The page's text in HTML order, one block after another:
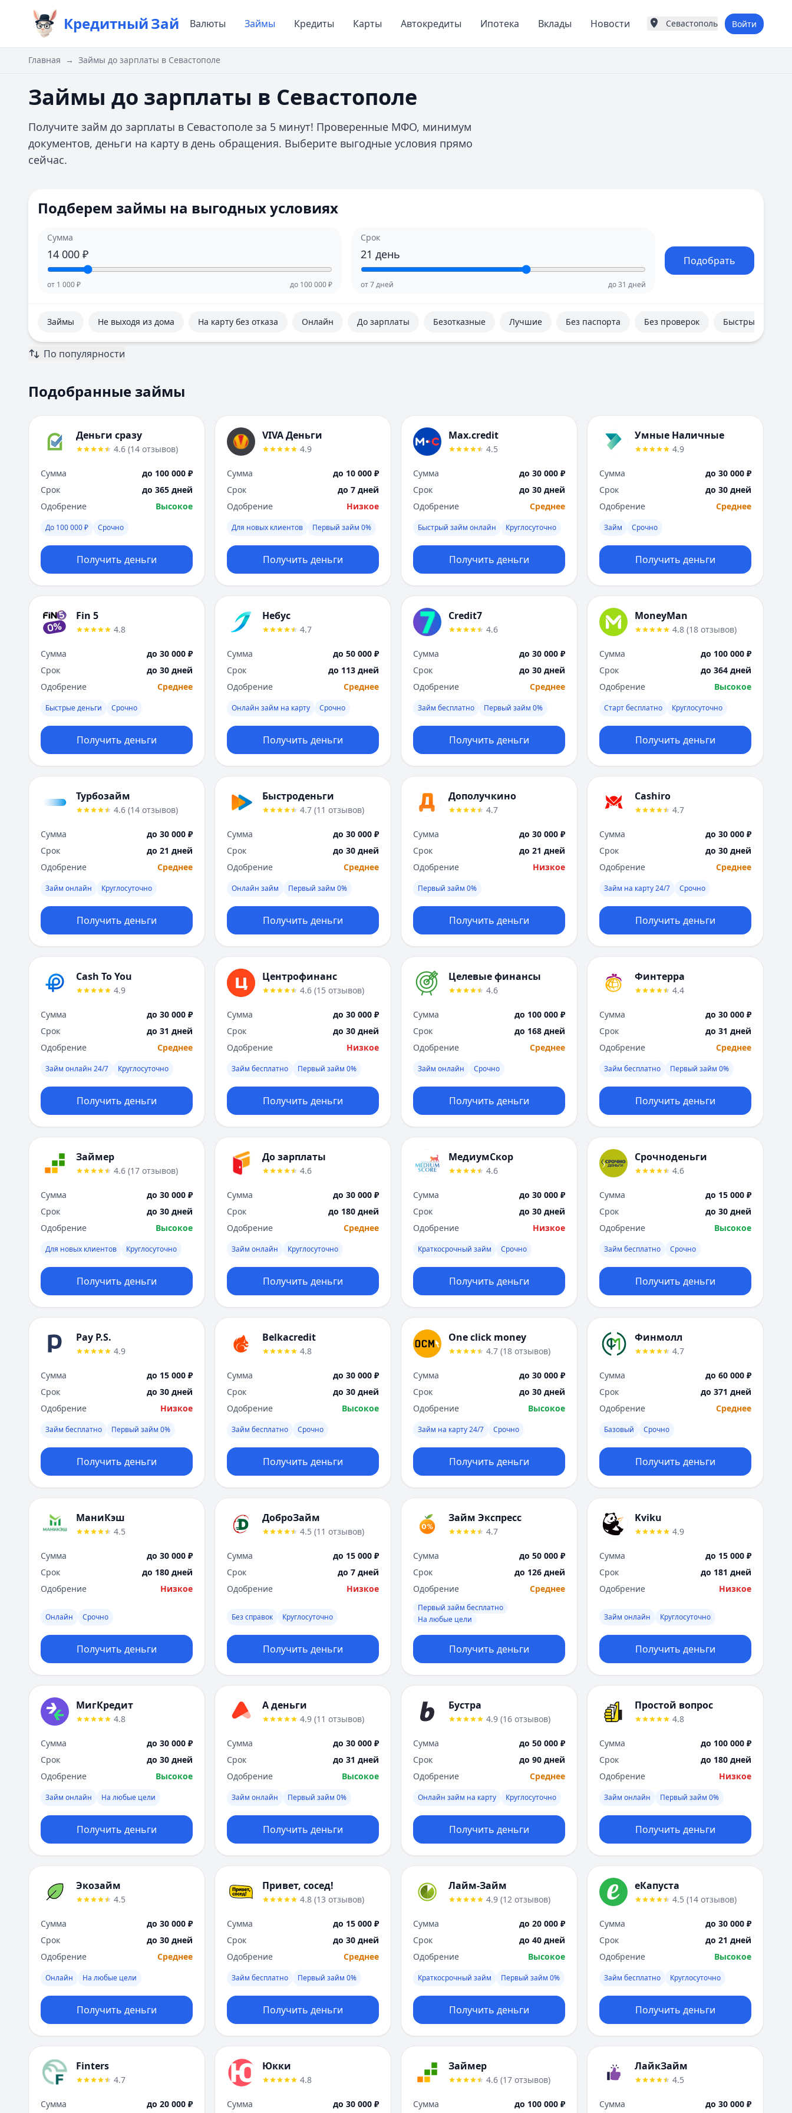
КредитныйЗай Валюты Займы Кредиты Карты Автокредиты Ипотека Вклады Новости
Города России
Воронеж
Ижевск
Иркутск
Красноярск
Курск
Махачкала
Набережные Челны
Новокузнецк
Новосибирск
О
Р
Ростов-на-Дону
Рязань
С
Самара
Санкт-Петербург
Саратов
Севастополь
Томск
Тула
Тюмень
У
Ульяновск
Х
Хабаровск
Ярославль
Вся Россия
Севастополь Войти
Главная → Займы до зарплаты в Севастополе
Займы до зарплаты в Севастополе
Получите займ до зарплаты в Севастополе за 5 минут! Проверенные МФО, минимум
документов, деньги на карту в день обращения. Выберите выгодные условия прямо
сейчас.
Подберем займы на выгодных условиях
Сумма
14 000 ₽
от 1 000₽ до 100 000₽
Срок
21 день
от7дней до31 дней
Подобрать
Займы Не выходя из дома На карту без отказа Онлайн До зарплаты Безотказные Лучшие Без паспорта Без проверок Быстрые
По популярности
Подобранные займы
Деньги сразу
4.6 (14 отзывов)
Сумма
до 100 000 ₽
Срок
до 365 дней
Одобрение
Высокое
До 100 000 ₽ Срочно
Получить деньги
VIVA Деньги
4.9
Сумма
до 10 000 ₽
Срок
до 7 дней
Одобрение
Низкое
Для новых клиентов Первый займ 0%
Получить деньги
Max.credit
4.5
Сумма
до 30 000 ₽
Срок
до 30 дней
Одобрение
Среднее
Быстрый займ онлайн Круглосуточно
Получить деньги
Умные Наличные
4.9
Сумма
до 30 000 ₽
Срок
до 30 дней
Одобрение
Среднее
Займ Срочно
Получить деньги
Fin 5
4.8
Сумма
до 30 000 ₽
Срок
до 30 дней
Одобрение
Среднее
Быстрые деньги Срочно
Получить деньги
Небус
4.7
Сумма
до 50 000 ₽
Срок
до 113 дней
Одобрение
Среднее
Онлайн займ на карту Срочно
Получить деньги
Credit7
4.6
Сумма
до 30 000 ₽
Срок
до 30 дней
Одобрение
Среднее
Займ бесплатно Первый займ 0%
Получить деньги
MoneyMan
4.8 (18 отзывов)
Сумма
до 100 000 ₽
Срок
до 364 дней
Одобрение
Высокое
Старт бесплатно Круглосуточно
Получить деньги
Турбозайм
4.6 (14 отзывов)
Сумма
до 30 000 ₽
Срок
до 21 дней
Одобрение
Среднее
Займ онлайн Круглосуточно
Получить деньги
Быстроденьги
4.7 (11 отзывов)
Сумма
до 30 000 ₽
Срок
до 30 дней
Одобрение
Среднее
Онлайн займ Первый займ 0%
Получить деньги
Дополучкино
4.7
Сумма
до 30 000 ₽
Срок
до 21 дней
Одобрение
Низкое
Первый займ 0%
Получить деньги
Cashiro
4.7
Сумма
до 30 000 ₽
Срок
до 30 дней
Одобрение
Среднее
Займ на карту 24/7 Срочно
Получить деньги
Cash To You
4.9
Сумма
до 30 000 ₽
Срок
до 31 дней
Одобрение
Среднее
Займ онлайн 24/7 Круглосуточно
Получить деньги
Центрофинанс
4.6 (15 отзывов)
Сумма
до 30 000 ₽
Срок
до 30 дней
Одобрение
Низкое
Займ бесплатно Первый займ 0%
Получить деньги
Целевые финансы
4.6
Сумма
до 100 000 ₽
Срок
до 168 дней
Одобрение
Среднее
Займ онлайн Срочно
Получить деньги
Финтерра
4.4
Сумма
до 30 000 ₽
Срок
до 31 дней
Одобрение
Среднее
Займ бесплатно Первый займ 0%
Получить деньги
Займер
4.6 (17 отзывов)
Сумма
до 30 000 ₽
Срок
до 30 дней
Одобрение
Высокое
Для новых клиентов Круглосуточно
Получить деньги
До зарплаты
4.6
Сумма
до 30 000 ₽
Срок
до 180 дней
Одобрение
Среднее
Займ онлайн Круглосуточно
Получить деньги
МедиумСкор
4.6
Сумма
до 30 000 ₽
Срок
до 30 дней
Одобрение
Низкое
Краткосрочный займ Срочно
Получить деньги
Срочноденьги
4.6
Сумма
до 15 000 ₽
Срок
до 30 дней
Одобрение
Высокое
Займ бесплатно Срочно
Получить деньги
Pay P.S.
4.9
Сумма
до 15 000 ₽
Срок
до 30 дней
Одобрение
Низкое
Займ бесплатно Первый займ 0%
Получить деньги
Belkacredit
4.8
Сумма
до 30 000 ₽
Срок
до 30 дней
Одобрение
Высокое
Займ бесплатно Срочно
Получить деньги
One click money
4.7 (18 отзывов)
Сумма
до 30 000 ₽
Срок
до 30 дней
Одобрение
Высокое
Займ на карту 24/7 Срочно
Получить деньги
Финмолл
4.7
Сумма
до 60 000 ₽
Срок
до 371 дней
Одобрение
Среднее
Базовый Срочно
Получить деньги
МаниКэш
4.5
Сумма
до 30 000 ₽
Срок
до 180 дней
Одобрение
Низкое
Онлайн Срочно
Получить деньги
ДоброЗайм
4.5 (11 отзывов)
Сумма
до 15 000 ₽
Срок
до 7 дней
Одобрение
Низкое
Без справок Круглосуточно
Получить деньги
Займ Экспресс
4.7
Сумма
до 50 000 ₽
Срок
до 126 дней
Одобрение
Среднее
Первый займ бесплатно
На любые цели
Получить деньги
Kviku
4.9
Сумма
до 15 000 ₽
Срок
до 181 дней
Одобрение
Низкое
Займ онлайн Круглосуточно
Получить деньги
МигКредит
4.8
Сумма
до 30 000 ₽
Срок
до 30 дней
Одобрение
Высокое
Займ онлайн На любые цели
Получить деньги
А деньги
4.9 (11 отзывов)
Сумма
до 30 000 ₽
Срок
до 31 дней
Одобрение
Высокое
Займ онлайн Первый займ 0%
Получить деньги
Бустра
4.9 (16 отзывов)
Сумма
до 50 000 ₽
Срок
до 90 дней
Одобрение
Среднее
Онлайн займ на карту Круглосуточно
Получить деньги
Простой вопрос
4.8
Сумма
до 100 000 ₽
Срок
до 180 дней
Одобрение
Низкое
Займ онлайн Первый займ 0%
Получить деньги
Экозайм
4.5
Сумма
до 30 000 ₽
Срок
до 30 дней
Одобрение
Среднее
Онлайн На любые цели
Получить деньги
Привет, сосед!
4.8 (13 отзывов)
Сумма
до 15 000 ₽
Срок
до 30 дней
Одобрение
Среднее
Займ бесплатно Первый займ 0%
Получить деньги
Лайм-Займ
4.9 (12 отзывов)
Сумма
до 20 000 ₽
Срок
до 40 дней
Одобрение
Высокое
Краткосрочный займ Первый займ 0%
Получить деньги
еКапуста
4.5 (14 отзывов)
Сумма
до 30 000 ₽
Срок
до 21 дней
Одобрение
Высокое
Займ бесплатно Круглосуточно
Получить деньги
Finters
4.7
Сумма до 20 000 ₽
Юкки
4.8
Сумма до 30 000 ₽
Займер
4.6 (17 отзывов)
Сумма до 100 000 ₽
ЛайкЗайм
4.5
Сумма до 30 000 ₽